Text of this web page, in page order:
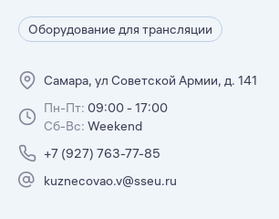
Оборудование для трансляции
Самара, ул Советской Армии, д. 141
Пн-Пт: 09:00 - 17:00
Сб-Вс: Weekend
+7 (927) 763-77-85
kuznecovao.v@sseu.ru